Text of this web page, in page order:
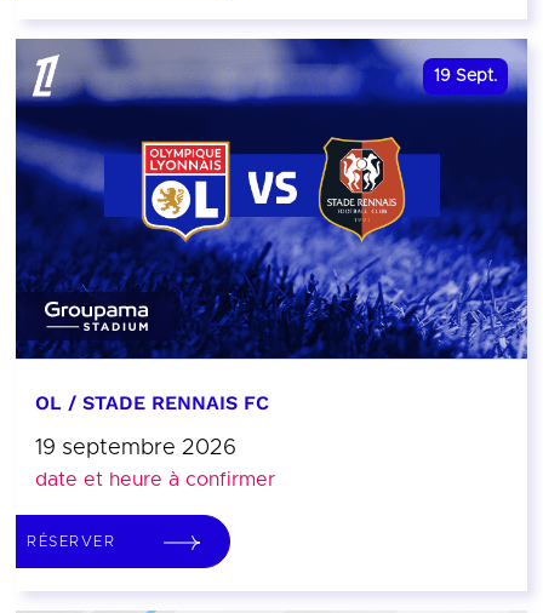
19 Sept.
OL / STADE RENNAIS FC
19 septembre 2026
date et heure à confirmer
RÉSERVER